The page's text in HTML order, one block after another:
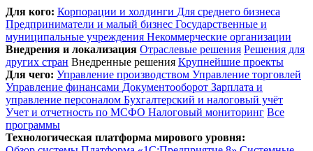
Для кого: Корпорации и холдинги Для среднего бизнеса
Предприниматели и малый бизнес Государственные и
муниципальные учреждения Некоммерческие организации
Внедрения и локализация Отраслевые решения Решения для
других стран Внедренные решения Крупнейшие проекты
Для чего: Управление производством Управление торговлей
Управление финансами Документооборот Зарплата и
управление персоналом Бухгалтерский и налоговый учёт
Учет и отчетность по МСФО Налоговый мониторинг Все
программы
Технологическая платформа мирового уровня: